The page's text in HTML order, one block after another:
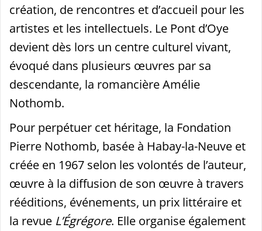
création, de rencontres et d’accueil pour les
artistes et les intellectuels. Le Pont d’Oye
devient dès lors un centre culturel vivant,
évoqué dans plusieurs œuvres par sa
descendante, la romancière Amélie
Nothomb.
Pour perpétuer cet héritage, la Fondation
Pierre Nothomb, basée à Habay-la-Neuve et
créée en 1967 selon les volontés de l’auteur,
œuvre à la diffusion de son œuvre à travers
rééditions, événements, un prix littéraire et
la revue L’Égrégore. Elle organise également